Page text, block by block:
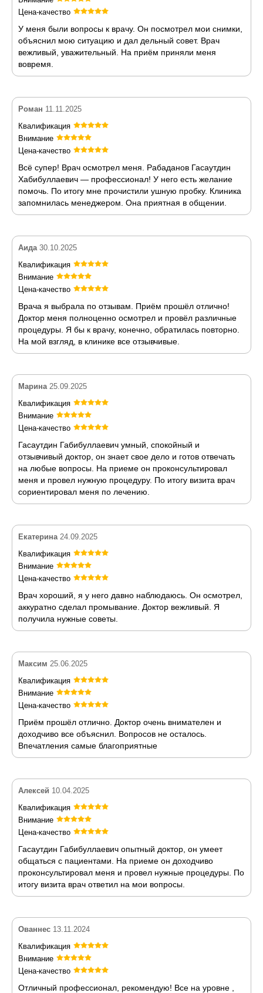
Цена-качество
У меня были вопросы к врачу. Он посмотрел мои снимки,
объяснил мою ситуацию и дал дельный совет. Врач
вежливый, уважительный. На приём приняли меня
вовремя.
Роман 11.11.2025
Квалификация
Внимание
Цена-качество
Всё супер! Врач осмотрел меня. Рабаданов Гасаутдин
Хабибуллаевич — профессионал! У него есть желание
помочь. По итогу мне прочистили ушную пробку. Клиника
запомнилась менеджером. Она приятная в общении.
Аида 30.10.2025
Квалификация
Внимание
Цена-качество
Врача я выбрала по отзывам. Приём прошёл отлично!
Доктор меня полноценно осмотрел и провёл различные
процедуры. Я бы к врачу, конечно, обратилась повторно.
На мой взгляд, в клинике все отзывчивые.
Марина 25.09.2025
Квалификация
Внимание
Цена-качество
Гасаутдин Габибуллаевич умный, спокойный и
отзывчивый доктор, он знает свое дело и готов отвечать
на любые вопросы. На приеме он проконсультировал
меня и провел нужную процедуру. По итогу визита врач
сориентировал меня по лечению.
Екатерина 24.09.2025
Квалификация
Внимание
Цена-качество
Врач хороший, я у него давно наблюдаюсь. Он осмотрел,
аккуратно сделал промывание. Доктор вежливый. Я
получила нужные советы.
Максим 25.06.2025
Квалификация
Внимание
Цена-качество
Приём прошёл отлично. Доктор очень внимателен и
доходчиво все объяснил. Вопросов не осталось.
Впечатления самые благоприятные
Алексей 10.04.2025
Квалификация
Внимание
Цена-качество
Гасаутдин Габибуллаевич опытный доктор, он умеет
общаться с пациентами. На приеме он доходчиво
проконсультировал меня и провел нужные процедуры. По
итогу визита врач ответил на мои вопросы.
Ованнес 13.11.2024
Квалификация
Внимание
Цена-качество
Отличный профессионал, рекомендую! Все на уровне ,